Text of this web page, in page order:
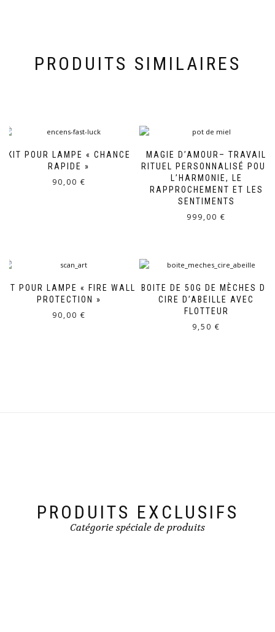
PRODUITS SIMILAIRES
KIT POUR LAMPE « CHANCE
RAPIDE »
90,00 €
MAGIE D’AMOUR– TRAVAIL
RITUEL PERSONNALISÉ POUR
L’HARMONIE, LE
RAPPROCHEMENT ET LES
SENTIMENTS
999,00 €
KIT POUR LAMPE « FIRE WALL
PROTECTION »
90,00 €
BOITE DE 50G DE MÈCHES DE
CIRE D’ABEILLE AVEC
FLOTTEUR
9,50 €
PRODUITS EXCLUSIFS
Catégorie spéciale de produits